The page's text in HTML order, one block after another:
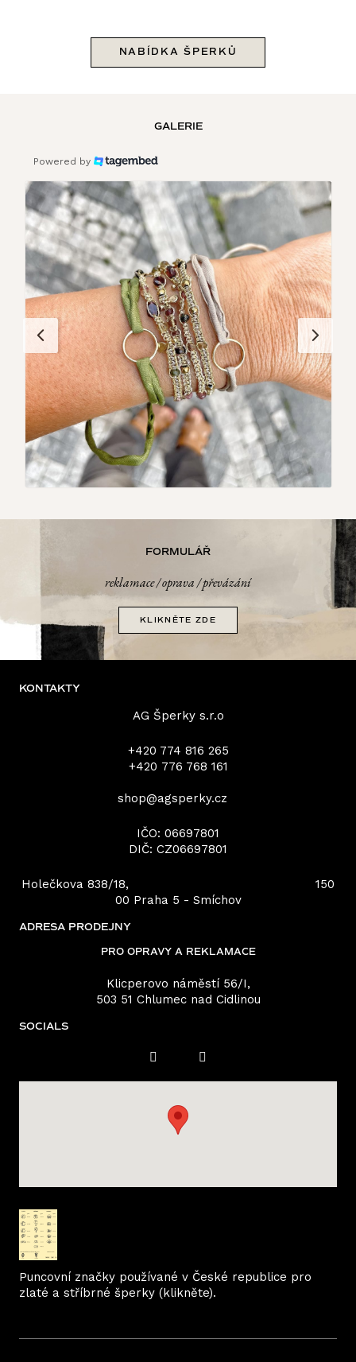
NABÍDKA ŠPERKŮ
GALERIE
Powered by
FORMULÁŘ
reklamace / oprava / převázání
KLIKNĚTE ZDE
KONTAKTY
AG Šperky s.r.o
+420 774 816 265
+420 776 768 161‬
shop@agsperky.cz
IČO: 06697801
DIČ: CZ06697801
Holečkova 838/18, 150
00 Praha 5 - Smíchov
ADRESA PRODEJNY
PRO OPRAVY A REKLAMACE
Klicperovo náměstí 56/I,
503 51 Chlumec nad Cidlinou
SOCIALS
Puncovní značky používané v České republice pro
zlaté a stříbrné šperky (klikněte).